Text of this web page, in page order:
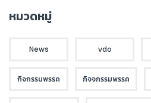
หมวดหมู่
News vdo
กิจกรรมพรรค กิจจกรรมพรรค